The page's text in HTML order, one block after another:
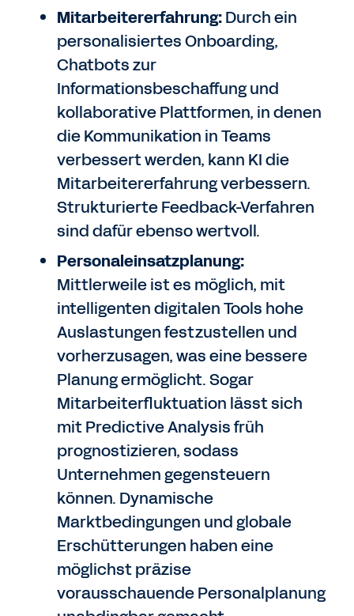
Mitarbeitererfahrung:Durch ein
personalisiertes Onboarding,
Chatbots zur
Informationsbeschaffung und
kollaborative Plattformen, in denen
die Kommunikation in Teams
verbessert werden, kann KI die
Mitarbeitererfahrung verbessern.
Strukturierte Feedback-Verfahren
sind dafür ebenso wertvoll.
Personaleinsatzplanung:
Mittlerweile ist es möglich, mit
intelligenten digitalen Tools hohe
Auslastungen festzustellen und
vorherzusagen, was eine bessere
Planung ermöglicht. Sogar
Mitarbeiterfluktuation lässt sich
mit Predictive Analysis früh
prognostizieren, sodass
Unternehmen gegensteuern
können. Dynamische
Marktbedingungen und globale
Erschütterungen haben eine
möglichst präzise
vorausschauende Personalplanung